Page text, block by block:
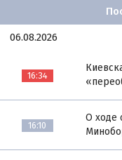
06.08.2026
16:34
16:10
О ходе